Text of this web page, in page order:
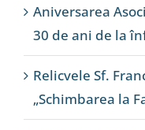
Aniversarea
30 de ani de la
Relicvele Sf.
„Schimbarea la